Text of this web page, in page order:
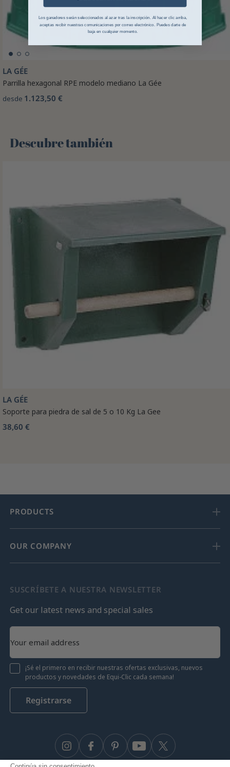
LA GÉE
Parrilla hexagonal RPE modelo mediano La Gée
desde 1.123,50 €
Descubre también 🌻
LA GÉE
Soporte para piedra de sal de 5 o 10 Kg La Gee
38,60 €
PRODUCTS
OUR COMPANY
SUSCRÍBETE A NUESTRA NEWSLETTER
Get our latest news and special sales
¡Sé el primero en recibir nuestras ofertas exclusivas, nuevos
productos y novedades de Equi-Clic cada semana!
Registrarse
Facebook Twitter
YouTube
Pinterest
Instagram
Los ganadores serán seleccionados al azar tras la inscripción. Al hacer clic arriba,
aceptas recibir nuestras comunicaciones por correo electrónico. Puedes darte de
baja en cualquier momento.